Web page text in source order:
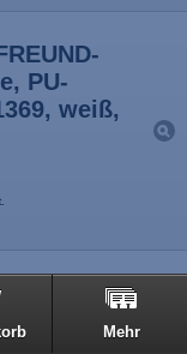
PU-
weiß,
PVC-
oliv-
Mehr